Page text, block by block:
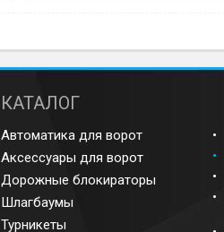
КАТАЛОГ
Автоматика для ворот
Аксессуары для ворот
Дорожные блокираторы
Шлагбаумы
Турникеты